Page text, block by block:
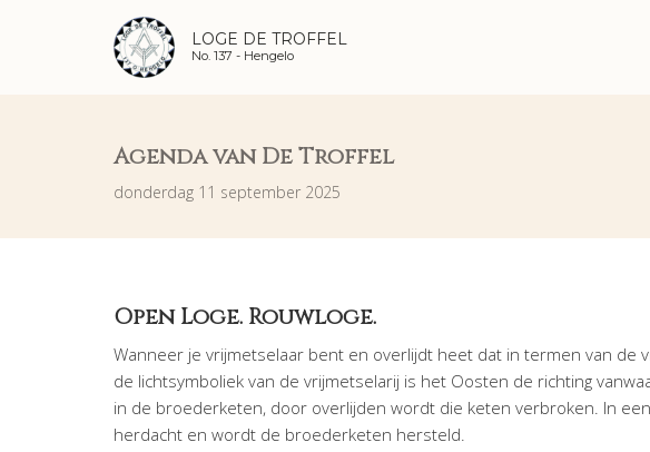
LOGE DE TROFFEL
No. 137 - Hengelo
Agenda van De Troffel
donderdag 11 september 2025
Open Loge. Rouwloge.
Wanneer je vrijmetselaar bent en overlijdt heet dat in termen van de
de lichtsymboliek van de vrijmetselarij is het Oosten de richting
in de broederketen, door overlijden wordt die keten verbroken. In
herdacht en wordt de broederketen hersteld.